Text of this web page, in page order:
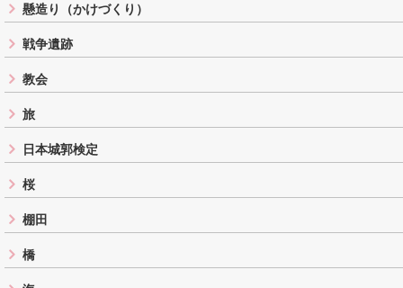
懸造り（かけづくり）
戦争遺跡
教会
旅
日本城郭検定
桜
棚田
橋